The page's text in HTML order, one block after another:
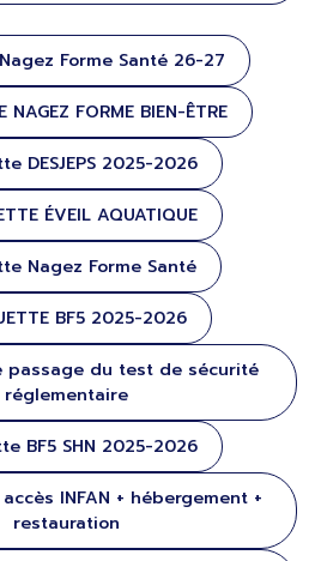
Forme Santé 26-27
NAGEZ FORME BIEN-ÊTRE
DESJEPS 2025-2026
ÉVEIL AQUATIQUE
Nagez Forme Santé
BF5 2025-2026
du test de sécurité
réglementaire
BF5 SHN 2025-2026
INFAN + hébergement +
restauration